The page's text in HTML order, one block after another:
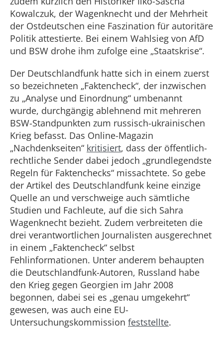
Kowalczuk, der Wagenknecht und der Mehrheit
der Ostdeutschen eine Faszination für autoritäre
Politik attestierte. Bei einem Wahlsieg von AfD
und BSW drohe ihm zufolge eine „Staatskrise“.
Der Deutschlandfunk hatte sich in einem zuerst
so bezeichneten „Faktencheck“, der inzwischen
zu „Analyse und Einordnung“ umbenannt
wurde, durchgängig ablehnend mit mehreren
BSW-Standpunkten zum russisch-ukrainischen
Krieg befasst. Das Online-Magazin
„Nachdenkseiten“ kritisiert, dass der öffentlich-
rechtliche Sender dabei jedoch „grundlegendste
Regeln für Faktenchecks“ missachtete. So gebe
der Artikel des Deutschlandfunk keine einzige
Quelle an und verschweige auch sämtliche
Studien und Fachleute, auf die sich Sahra
Wagenknecht bezieht. Zudem verbreiteten die
drei verantwortlichen Journalisten ausgerechnet
in einem „Faktencheck“ selbst
Fehlinformationen. Unter anderem behaupten
die Deutschlandfunk-Autoren, Russland habe
den Krieg gegen Georgien im Jahr 2008
begonnen, dabei sei es „genau umgekehrt“
gewesen, was auch eine EU-
Untersuchungskommission feststellte.